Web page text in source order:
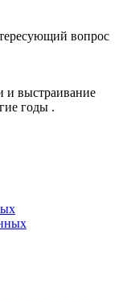
вопрос
и выстраивание
годы .